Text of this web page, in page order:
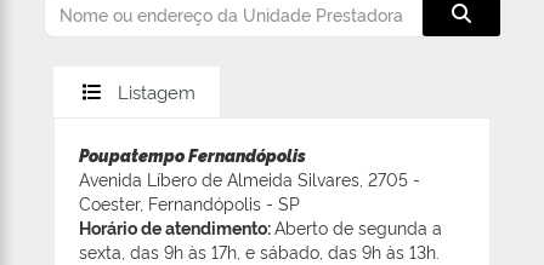
Listagem
Poupatempo Fernandópolis
Avenida Líbero de Almeida Silvares, 2705 -
Coester, Fernandópolis - SP
Horário de atendimento:Aberto de segunda a
sexta, das 9h às 17h, e sábado, das 9h às 13h.